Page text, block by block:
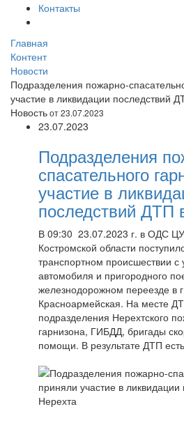
Контакты
Главная
Контент
Новости
Подразделения пожарно-
участие в ликвидации последствий
Новостьот 23.07.2023
23.07.2023
Подразделения
спасательного
участие в
последствий ДТП
В 09:30 23.07.2023 г. в ОДС
Костромской области
транспортном происшествии с
автомобиля и пригородного
железнодорожном переезде в
Красноармейская. На месте
подразделения Нерехтского
гарнизона, ГИБДД, бригады
помощи. В результате ДТП